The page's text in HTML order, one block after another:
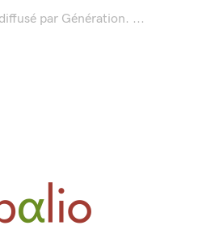
par Génération. ...